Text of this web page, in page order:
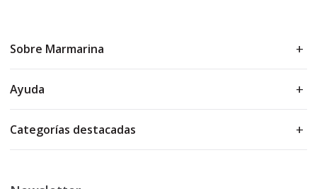
Sobre Marmarina
Ayuda
Categorías destacadas